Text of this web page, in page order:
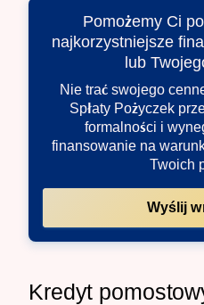
Pomożemy Ci
najkorzystniejsze
lub
Nie trać swojego
Spłaty Pożyczek
formalności i
finansowanie na
Twoich
Wyślij
Kredyt